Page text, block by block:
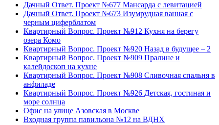
Дачный Ответ. Проект №677 Мансарда с левитацией
Дачный Ответ. Проект №673 Изумрудная ванная с
черным циферблатом
Квартирный Вопрос. Проект №912 Кухня на берегу
озера Комо
Квартирный Вопрос. Проект №920 Назад в будущее – 2
Квартирный Вопрос. Проект №909 Пралине и
калейдоскоп на кухне
Квартирный Вопрос. Проект №908 Сливочная спальня в
анфиладе
Квартирный Вопрос. Проект №926 Детская, гостиная и
море солнца
Офис на улице Азовская в Москве
Входная группа павильона №12 на ВДНХ